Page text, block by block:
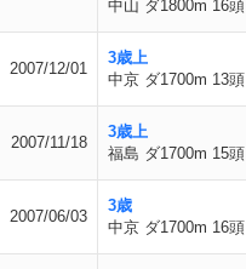
中山 ダ1800m 16頭
2007/12/01
3歳上
中京 ダ1700m 13頭
2007/11/18
3歳上
福島 ダ1700m 15頭
2007/06/03
3歳
中京 ダ1700m 16頭